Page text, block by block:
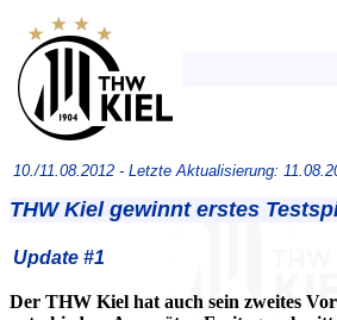
10./11.08.2012 - Letzte Aktualisierung:
THW Kiel gewinnt erstes
Update #1
Der THW Kiel hat auch sein zweites